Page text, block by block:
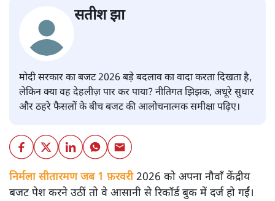
सतीश झा
मोदी सरकार का बजट 2026 बड़े बदलाव का वादा करता दिखता है,
लेकिन क्या वह देहलीज़ पार कर पाया? नीतिगत झिझक, अधूरे सुधार
और ठहरे फैसलों के बीच बजट की आलोचनात्मक समीक्षा पढ़िए।
निर्मला सीतारमण जब 1 फ़रवरी2026 को अपना नौवाँ केंद्रीय
बजट पेश करने उठीं तो वे आसानी से रिकॉर्ड बुक में दर्ज हो गईं।